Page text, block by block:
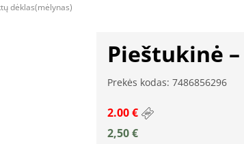
dėklas(mėlynas)
Pieštukinė
Prekės kodas: 7486856296
2.00 €
2,50€